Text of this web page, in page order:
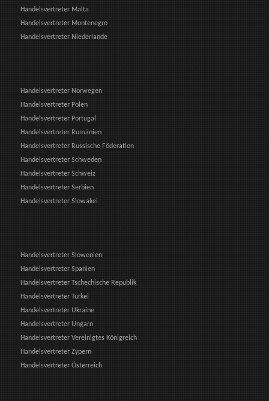
Handelsvertreter Malta
Handelsvertreter Montenegro
Handelsvertreter Niederlande
Handelsvertreter Norwegen
Handelsvertreter Polen
Handelsvertreter Portugal
Handelsvertreter Rumänien
Handelsvertreter Russische Föderation
Handelsvertreter Schweden
Handelsvertreter Schweiz
Handelsvertreter Serbien
Handelsvertreter Slowakei
Handelsvertreter Slowenien
Handelsvertreter Spanien
Handelsvertreter Tschechische Republik
Handelsvertreter Türkei
Handelsvertreter Ukraine
Handelsvertreter Ungarn
Handelsvertreter Vereinigtes Königreich
Handelsvertreter Zypern
Handelsvertreter Österreich